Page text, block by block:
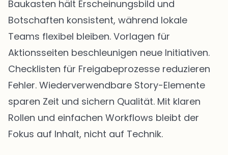
Baukasten hält Erscheinungsbild und
Botschaften konsistent, während lokale
Teams flexibel bleiben. Vorlagen für
Aktionsseiten beschleunigen neue Initiativen.
Checklisten für Freigabeprozesse reduzieren
Fehler. Wiederverwendbare Story-Elemente
sparen Zeit und sichern Qualität. Mit klaren
Rollen und einfachen Workflows bleibt der
Fokus auf Inhalt, nicht auf Technik.